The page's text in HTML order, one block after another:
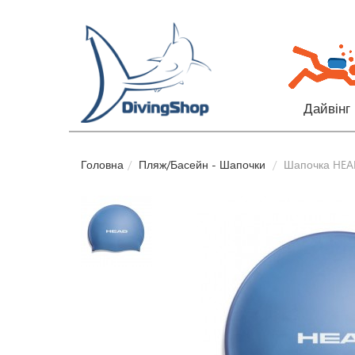
Дайвінг
Головна Пляж/Басейн - Шапочки Шапочка